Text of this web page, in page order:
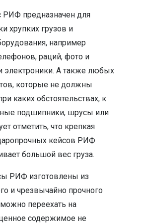
РИФ предназначен для
хрупких грузов и
например
раций, фото и
электроники. А также любых
которые не должны
каких обстоятельствах, к
подшипники, шрусы или
отметить, что крепкая
кейсов РИФ
большой вес груза.
РИФ изготовлены из
и чрезвычайно прочного
переехать на
содержимое не